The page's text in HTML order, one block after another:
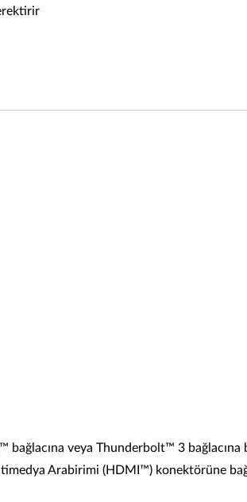
bağlacına veya Thunderbolt™ 3 bağlacına
Arabirimi (HDMI™) konektörüne